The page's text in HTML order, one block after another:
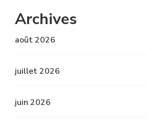
Archives
août 2026
juillet 2026
juin 2026